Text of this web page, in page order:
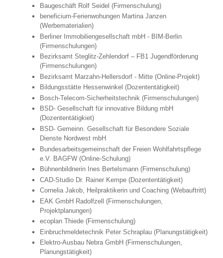
Baugeschäft Rolf Seidel (Firmenschulung)
beneficium-Ferienwohungen Martina Janzen
(Werbematerialien)
Berliner Immobiliengesellschaft mbH - BIM-Berlin
(Firmenschulungen)
Bezirksamt Steglitz-Zehlendorf – FB1 Jugendförderung
(Firmenschulungen)
Bezirksamt Marzahn-Hellersdorf - Mitte (Online-Projekt)
Bildungsstätte Hessenwinkel (Dozententätigkeit)
Bosch-Telecom-Sicherheitstechnik (Firmenschulungen)
BSD- Gesellschaft für innovative Bildung mbH
(Dozententätigkiet)
BSD- Gemeinn. Gesellschaft für Besondere Soziale
Dienste Nordwest mbH
Bundesarbeitsgemeinschaft der Freien Wohlfahrtspflege
e.V. BAGFW (Online-Schulung)
Bühnenbildnerin Ines Bertelsmann (Firmenschulung)
CAD-Studio Dr. Rainer Kempe (Dozententätigkeit)
Cornelia Jakob, Heilpraktikerin und Coaching (Webauftritt)
EAK GmbH Radolfzell (Firmenschulungen,
Projektplanungen)
ecoplan Thiede (Firmenschulung)
Einbruchmeldetechnik Peter Schraplau (Planungstätigkeit)
Elektro-Ausbau Nebra GmbH (Firmenschulungen,
Planungstätigkeit)